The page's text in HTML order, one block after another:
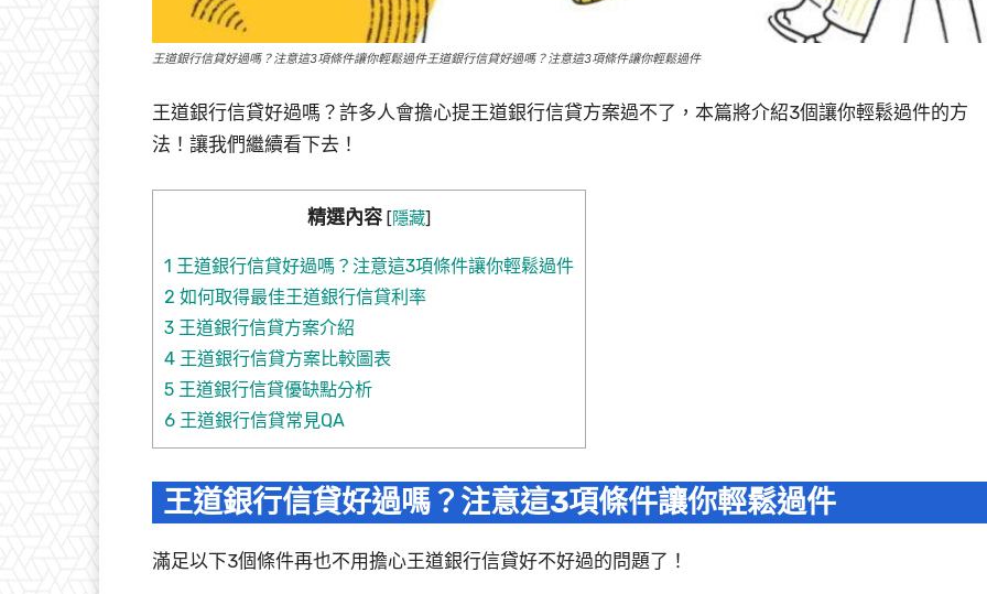
王道銀行信貸好過嗎？注意這3項條件讓你輕鬆過件王道銀行信貸好過嗎？注意這3項條件讓你輕鬆過件
王道銀行信貸好過嗎？許多人會擔心提王道銀行信貸方案過不了，本篇將介紹3個讓你輕鬆過件的方
法！讓我們繼續看下去！
精選內容 [隱藏]
1 王道銀行信貸好過嗎？注意這3項條件讓你輕鬆過件
2 如何取得最佳王道銀行信貸利率
3 王道銀行信貸方案介紹
4 王道銀行信貸方案比較圖表
5 王道銀行信貸優缺點分析
6 王道銀行信貸常見QA
王道銀行信貸好過嗎？注意這3項條件讓你輕鬆過件
滿足以下3個條件再也不用擔心王道銀行信貸好不好過的問題了！